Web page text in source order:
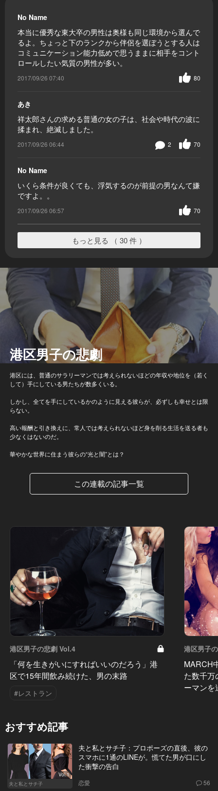
No Name
本当に優秀な東大卒の男性は奥様も同じ環境から選んで
るよ。ちょっと下のランクから伴侶を選ぼうとする人は
コミュニケーション能力低めで思うままに相手をコント
ロールしたい気質の男性が多い。
2017/09/26 07:40 80
あき
祥太郎さんの求める普通の女の子は、社会や時代の波に
揉まれ、絶滅しました。
2017/09/26 06:44 70
2
No Name
いくら条件が良くても、浮気するのが前提の男なんて嫌
ですよ。。
2017/09/26 06:57 70
もっと見る （ 30 件 ）
港区男子の悲劇
港区には、普通のサラリーマンでは考えられないほどの年収や地位を（若く
して）手にしている男たちが数多くいる。
しかし、全てを手にしているかのように見える彼らが、必ずしも幸せとは限
らない。
高い報酬と引き換えに、常人では考えられないほど身を削る生活を送る者も
少なくはないのだ。
華やかな世界に住まう彼らの“光と闇”とは？
この連載の記事一覧
港区男子の悲劇 Vol.4
「何を生きがいにすればいいのだろう」港
区で15年間飲み続けた、男の末路
#レストラン
港区男子
MARCH
た数千
ーマンを
おすすめ記事
Vol.1
夫と私とサチ子
夫と私とサチ子：プロポーズの直後、彼の
スマホに1通のLINEが。慌てた男が口にし
た衝撃の告白
恋愛 56